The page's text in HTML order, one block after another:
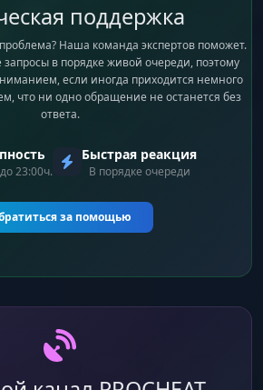
поддержка
Наша команда экспертов поможет.
в порядке живой очереди, поэтому
если иногда приходится немного
что ни одно обращение не останется без
ответа.
23:00ч.
Быстрая реакция
В порядке очереди
за помощью